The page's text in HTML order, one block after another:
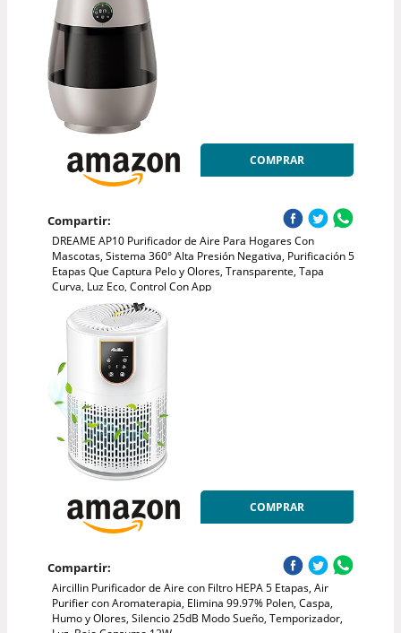
COMPRAR
Compartir:
DREAME AP10 Purificador de Aire Para Hogares Con
Mascotas, Sistema 360° Alta Presión Negativa, Purificación 5
Etapas Que Captura Pelo y Olores, Transparente, Tapa
Curva, Luz Eco, Control Con App
COMPRAR
Compartir:
Aircillin Purificador de Aire con Filtro HEPA 5 Etapas, Air
Purifier con Aromaterapia, Elimina 99.97% Polen, Caspa,
Humo y Olores, Silencio 25dB Modo Sueño, Temporizador,